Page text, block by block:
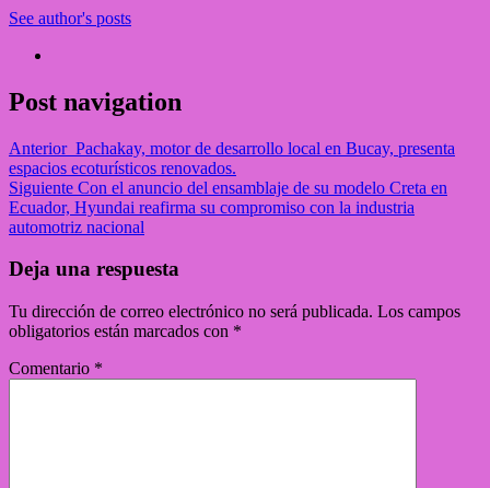
See author's posts
Post navigation
AnteriorPachakay, motor de desarrollo local en Bucay, presenta
espacios ecoturísticos renovados.
Siguiente Con el anuncio del ensamblaje de su modelo Creta en
Ecuador, Hyundai reafirma su compromiso con la industria
automotriz nacional
Deja una respuesta
Tu dirección de correo electrónico no será publicada. Los campos
obligatorios están marcados con *
Comentario *